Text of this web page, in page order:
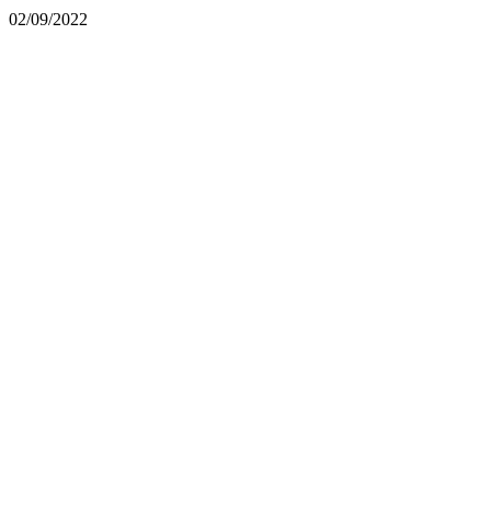
02/09/2022